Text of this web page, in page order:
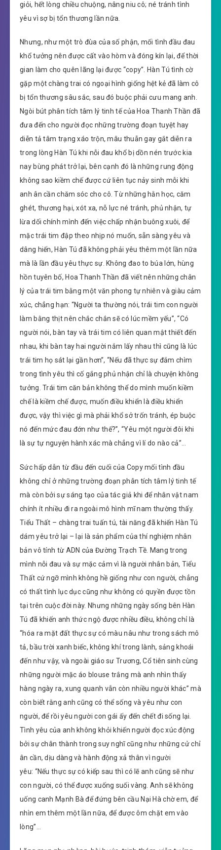
giỏi, hết lòng chiều chuộng, nâng niu cô; né tránh tình
yêu vì sợ bị tổn thương lần nữa.
Nhưng, như một trò đùa của số phận, mối tình đầu đau
khổ tưởng nên được cất vào hòm và đóng kín lại, để thời
gian làm cho quên lãng lại được “copy”. Hàn Tú tình cờ
gặp một chàng trai có ngoại hình giống hệt kẻ đã làm cô
bị tổn thương sâu sắc, sau đó buộc phải cưu mang anh.
Ngòi bút phân tích tâm lý tinh tế của Hoa Thanh Thần đã
đưa đến cho người đọc những trường đoạn tuyệt hay
diễn tả tâm trạng xáo trộn, mâu thuẫn gay gắt diễn ra
trong lòng Hàn Tú khi nỗi đau khổ bị dồn nén trước kia
nay bùng phát trở lại, bên cạnh đó là những rung động
không sao kiềm chế được cứ liên tục nảy sinh mỗi khi
anh ân cần chăm sóc cho cô. Từ những hằn học, căm
ghét, thương hại, xót xa, nỗ lực né tránh, phủ nhận, tự
lừa dối chính mình đến việc chấp nhận buông xuôi, để
mặc trái tim đập theo nhịp nó muốn, sẵn sàng yêu và
dâng hiến, Hàn Tú đã không phải yêu thêm một lần nữa
mà là lần đầu yêu thực sự. Không đao to búa lớn, hùng
hồn tuyên bố, Hoa Thanh Thần đã viết nên những chân
lý của trái tim bằng một văn phong tự nhiên và giàu cảm
xúc, chẳng hạn: “Người ta thường nói, trái tim con người
làm bằng thịt nên chắc chắn sẽ có lúc mềm yếu”, “Có
người nói, bàn tay và trái tim có liên quan mật thiết đến
nhau, khi bàn tay hai người nắm lấy nhau thì cũng là lúc
trái tim họ sát lại gần hơn”, “Nếu đã thực sự đắm chìm
trong tình yêu thì cố gắng phủ nhận chỉ là chuyện không
tưởng. Trái tim căn bản không thể do mình muốn kiềm
chế là kiềm chế được, muốn điều khiển là điều khiển
được, vậy thì việc gì mà phải khổ sở trốn tránh, ép buộc
nó đến mức đau đớn như thế?”, “Yêu một người đôi khi
là sự tự nguyện hành xác mà chẳng vì lí do nào cả”…
Sức hấp dẫn từ đầu đến cuối của Copy mối tình đầu
không chỉ ở những trường đoạn phân tích tâm lý tinh tế
mà còn bởi sự sáng tạo của tác giả khi để nhân vật nam
chính ít nhiều đi ra ngoài mô hình mĩ nam thường thấy.
Tiểu Thất – chàng trai tuấn tú, tài năng đã khiến Hàn Tú
dám yêu trở lại – lại là sản phẩm của thí nghiệm nhân
bản vô tính từ ADN của Đường Trạch Tề. Mang trong
mình nỗi đau và sự mặc cảm vì là người nhân bản, Tiểu
Thất cứ ngỡ mình không hề giống như con người, chẳng
có thất tình lục dục cũng như không có quyền được tồn
tại trên cuộc đời này. Nhưng những ngày sống bên Hàn
Tú đã khiến anh thức ngộ được nhiều điều, không chỉ là
“hóa ra mặt đất thực sự có màu nâu như trong sách mô
tả, bầu trời xanh biếc, không khí trong lành, sảng khoái
đến như vậy, và ngoài giáo sư Trương, Cổ tiên sinh cùng
những người mặc áo blouse trắng mà anh nhìn thấy
hàng ngày ra, xung quanh vẫn còn nhiều người khác” mà
còn biết rằng anh cũng có thể sống và yêu như con
người, để rồi yêu người con gái ấy đến chết đi sống lại.
Tình yêu của anh không khỏi khiến người đọc xúc động
bởi sự chân thành trong suy nghĩ cũng như những cử chỉ
ân cần, dịu dàng và hành động xả thân vì người
yêu: “Nếu thực sự có kiếp sau thì có lẽ anh cũng sẽ như
con người, có thể được xuống suối vàng. Anh sẽ không
uống canh Mạnh Bà để đứng bên cầu Nại Hà chờ em, để
nhìn em thêm một lần nữa, để được ôm chặt em vào
lòng”…